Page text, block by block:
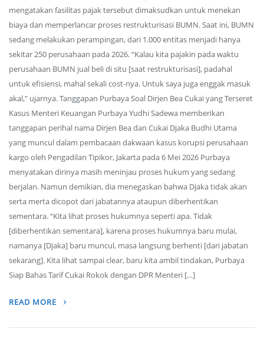
mengatakan fasilitas pajak tersebut dimaksudkan untuk menekan
biaya dan memperlancar proses restrukturisasi BUMN. Saat ini, BUMN
sedang melakukan perampingan, dari 1.000 entitas menjadi hanya
sekitar 250 perusahaan pada 2026. “Kalau kita pajakin pada waktu
perusahaan BUMN jual beli di situ [saat restrukturisasi], padahal
untuk efisiensi, mahal sekali cost-nya. Untuk saya juga enggak masuk
akal,” ujarnya. Tanggapan Purbaya Soal Dirjen Bea Cukai yang Terseret
Kasus Menteri Keuangan Purbaya Yudhi Sadewa memberikan
tanggapan perihal nama Dirjen Bea dan Cukai Djaka Budhi Utama
yang muncul dalam pembacaan dakwaan kasus korupsi perusahaan
kargo oleh Pengadilan Tipikor, Jakarta pada 6 Mei 2026 Purbaya
menyatakan dirinya masih meninjau proses hukum yang sedang
berjalan. Namun demikian, dia menegaskan bahwa Djaka tidak akan
serta merta dicopot dari jabatannya ataupun diberhentikan
sementara. “Kita lihat proses hukumnya seperti apa. Tidak
[diberhentikan sementara], karena proses hukumnya baru mulai,
namanya [Djaka] baru muncul, masa langsung berhenti [dari jabatan
sekarang]. Kita lihat sampai clear, baru kita ambil tindakan, Purbaya
Siap Bahas Tarif Cukai Rokok dengan DPR Menteri […]
READ MORE